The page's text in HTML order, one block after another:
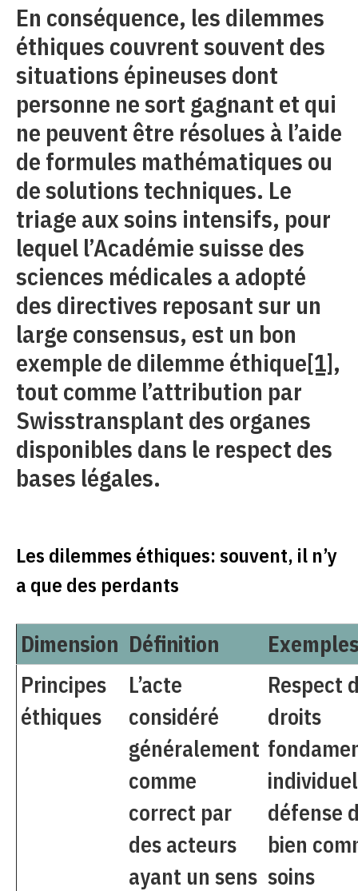
En conséquence, les dilemmes
éthiques couvrent souvent des
situations épineuses dont
personne ne sort gagnant et qui
ne peuvent être résolues à l’aide
de formules mathématiques ou
de solutions techniques. Le
triage aux soins intensifs, pour
lequel l’Académie suisse des
sciences médicales a adopté
des directives reposant sur un
large consensus, est un bon
exemple de dilemme éthique[1],
tout comme l’attribution par
Swisstransplant des organes
disponibles dans le respect des
bases légales.
Les dilemmes éthiques: souvent, il n’y
a que des perdants
Dimension Définition
Principes
éthiques
L’acte
considéré
généralement
comme
correct par
des acteurs
ayant un sens
Respect
droits
défense
bien
soins